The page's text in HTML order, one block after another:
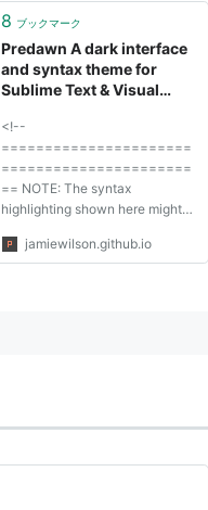
8 ブックマーク
Predawn A dark interface
and syntax theme for
Sublime Text & Visual
<!--
======================
======================
== NOTE: The syntax
highlighting shown here might
in your editor
jamiewilson.github.io